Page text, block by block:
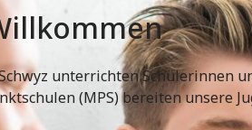
unterrichten Schülerinnen
(MPS) bereiten unsere